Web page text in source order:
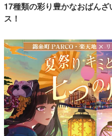
17種類の彩り豊かなおばん
ス！